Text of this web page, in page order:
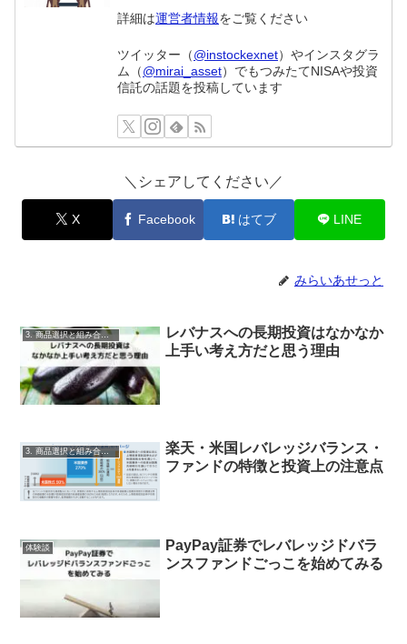
詳細は運営者情報をご覧ください
ツイッター（@instockexnet）やインスタグラ
ム（@mirai_asset）でもつみたてNISAや投資
信託の話題を投稿しています
＼シェアしてください／
X Facebook はてブ LINE
みらいあせっと
3. 商品選択と組み合わせ
レバナスへの長期投資はなかなか
上手い考え方だと思う理由
3. 商品選択と組み合わせ
楽天・米国レバレッジバランス・
ファンドの特徴と投資上の注意点
体験談
PayPay証券でレバレッジドバラ
ンスファンドごっこを始めてみる